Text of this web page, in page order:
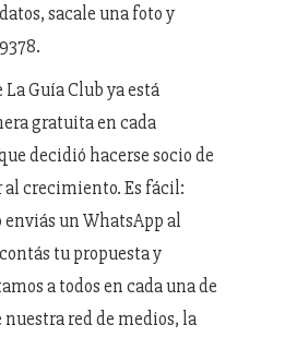
sacale una foto y
Guía Club ya está
gratuita en cada
decidió hacerse socio de
al crecimiento. Es fácil:
enviás un WhatsApp al
tu propuesta y
a todos en cada una de
red de medios, la